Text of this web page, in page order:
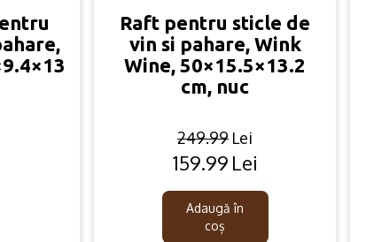
Raft pentru sticle de
vin si pahare, Wink
Wine, 50×15.5×13.2
cm, nuc
249.99 Lei
Original
was:
249.99lei.
159.99 Lei
Current
is:
159.99lei.
Adaugă în
coș